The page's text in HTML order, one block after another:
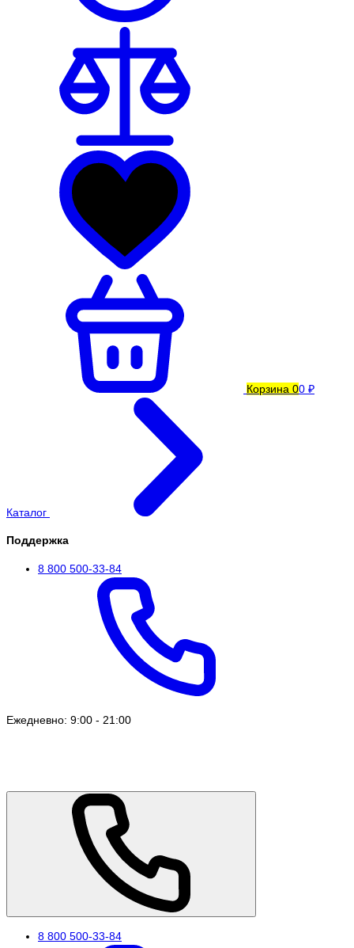
Корзина 00 ₽
Каталог
Поддержка
8 800 500-33-84
Ежедневно: 9:00 - 21:00
8 800 500-33-84